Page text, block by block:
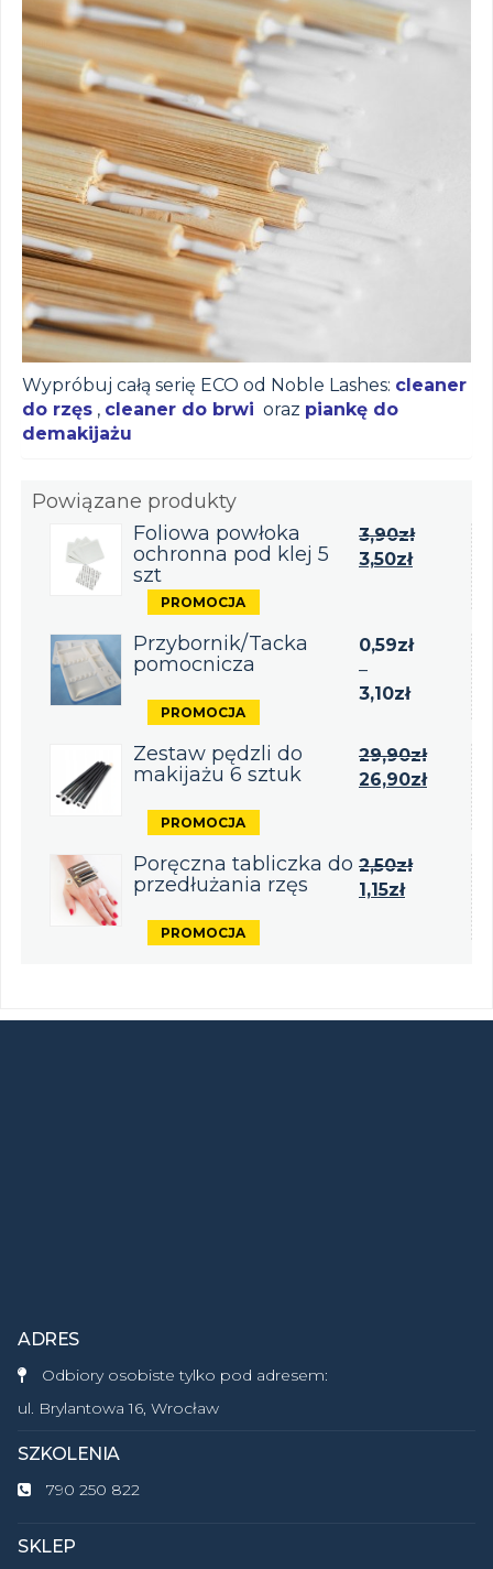
Wypróbuj całą serię ECO od Noble Lashes: cleaner
do rzęs , cleaner do brwi oraz piankę do
demakijażu
Powiązane produkty
Foliowa powłoka
ochronna pod klej 5
szt
3,90zł
3,50zł
Przybornik/Tacka
pomocnicza
0,59zł
–
3,10zł
Zestaw pędzli do
makijażu 6 sztuk
29,90zł
26,90zł
Poręczna tabliczka do
przedłużania rzęs
2,50zł
1,15zł
ADRES
Odbiory osobiste tylko pod adresem:
ul. Brylantowa 16, Wrocław
SZKOLENIA
790 250 822
SKLEP